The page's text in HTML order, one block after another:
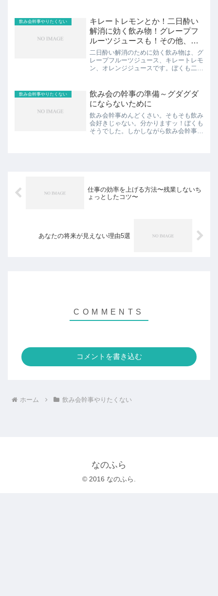
有します。見出し1.飲み会強制うざい！
本来は飲み会は楽しいも...
飲み会幹事やりたくない
キレートレモンとか！二日酔い
解消に効く飲み物！グレープフ
ルーツジュースも！その他、列
挙。
二日酔い解消のために効く飲み物は、グ
レープフルーツジュース、キレートレモ
ン、オレンジジュースです。ぼくも二日
二日酔いになった時に重宝していた飲み
物です。二日酔いに関して...
飲み会幹事やりたくない
飲み会の幹事の準備～グダグダ
にならないために
飲み会幹事めんどくさい。そもそも飲み
会好きじゃない。分かりますッ！ぼくも
そうでした。しかしながら飲み会幹事。
仕事の効率を上げる方法〜残業しないち
ょっとしたコツ〜
あなたの将来が見えない理由5選
コメントを書き込む
ホーム 飲み会幹事やりたくない
なのふら
© 2016 なのふら.